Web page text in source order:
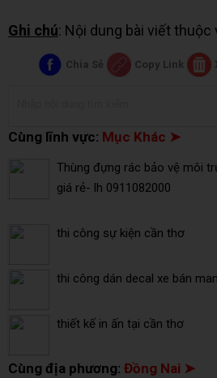
Ghi chú: Nội dung bài viết thuộc
Chia Sẻ Copy Link
Cùng lĩnh vực: Mục Khác ➤
Thùng đựng rác bảo vệ môi
giá rẻ- lh 0911082000
thi công sự kiện cần thơ
thi công dán decal xe bán
thiết kế in ấn tại cần thơ
Cùng địa phương: Đồng Nai ➤